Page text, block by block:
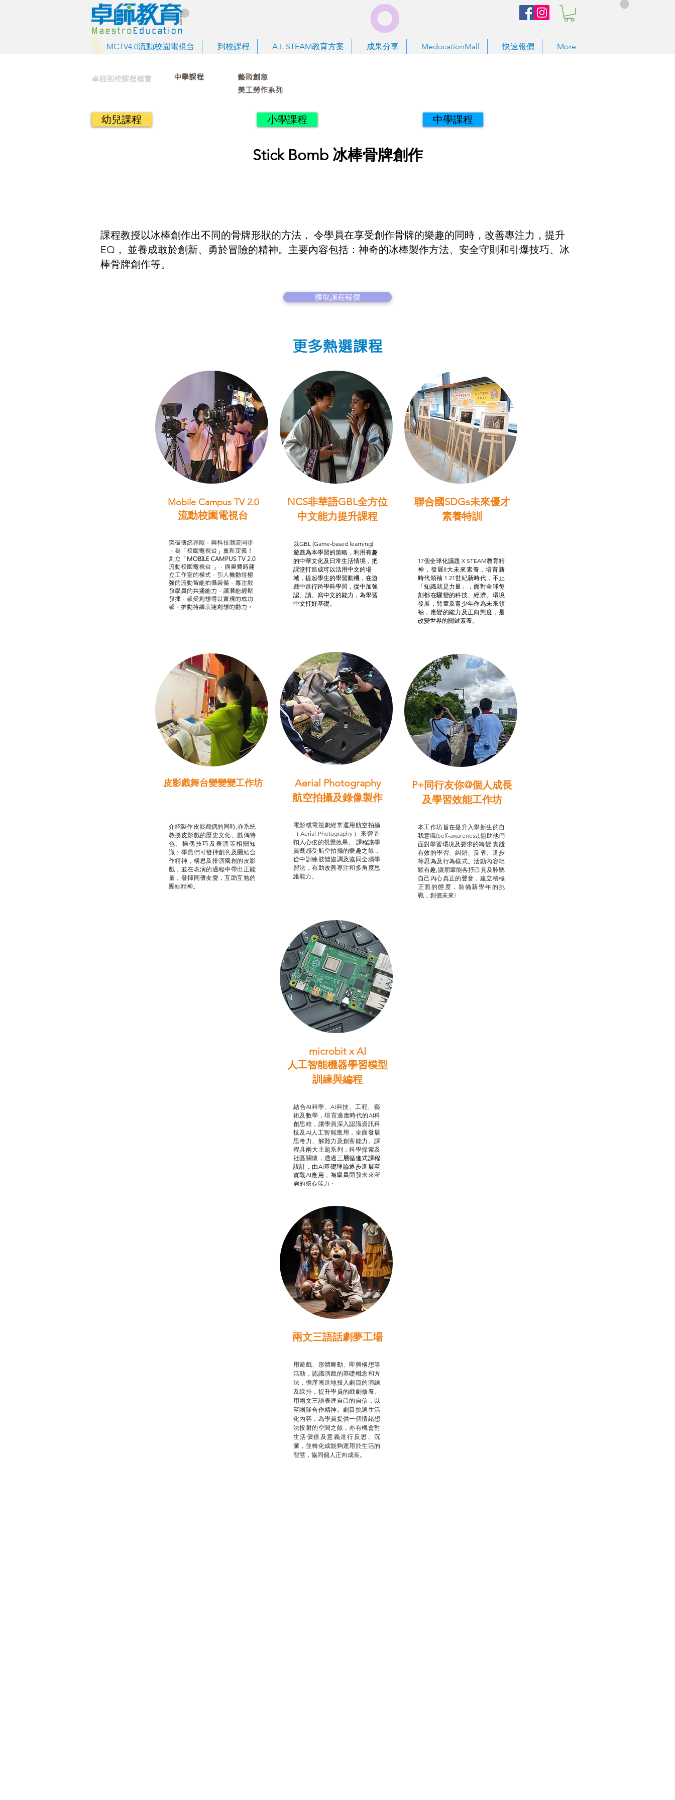
MCTV4.0流動校園電視台 到校課程 A.I. STEAM教育方案 成果分享 MeducationMall 快速報價 More
卓師到校課程概覽
中學課程
美工勞作系列
藝術創意
課程教授以冰棒創作出不同的骨牌形狀的方法， 令學員在享受創作骨牌的樂趣的同時，改善專注力，提升
EQ， 並養成敢於創新、勇於冒險的精神。主要內容包括：神奇的冰棒製作方法、安全守則和引爆技巧、冰
棒骨牌創作等。
獲取課程報價
幼兒課程 小學課程 中學課程
Stick Bomb 冰棒骨牌創作
更多熱選課程
Mobile Campus TV 2.0
流動校園電視台
突破傳統界限，與科技潮流同步
，為「校園電視台」重新定義！
創立「MOBILE CAMPUS TV 2.0
流動校園電視台 」，摒棄費時建
立工作室的模式，引人機動性極
強的流動智能拍攝裝備，專注啟
發學員的共通能力，譔潛能輕鬆
發揮，感受創想得以實現的成功
感，推動持續表達創想的動力。
皮影戲舞台變變變工作坊
介紹製作皮影戲偶的同時,亦系統
教授皮影戲的歷史文化、戲偶特
色、操偶技巧及表演等相關知
識；學員們可發揮創意及團結合
作精神，構思及排演獨創的皮影
戲，並在表演的過程中帶出正能
量，發揮同儕友愛，互助互勉的
團結精神。
NCS非華語GBL全方位
中文能力提升課程
以GBL (Game-based learning)
遊戲為本學習的策略，利用有趣
的中華文化及日常生活情境，把
課堂打造成可以活用中文的場
域，提起學生的學習動機，在遊
戲中進行跨學科學習，從中加強
認、讀、寫中文的能力，為學習
中文打好基礎。
Aerial Photography
航空拍攝及錄像製作
電影或電視劇經常運用航空拍攝
（Aerial Photography）來營造
扣人心弦的視覺效果。 課程讓學
員既感受航空拍攝的樂趣之餘，
從中訓練肢體協調及協同全腦學
習法，有助改善專注和多角度思
維能力。
聯合國SDGs未來優才
素養特訓
17個全球化議題 X STEAM教育精
神，發展8大未來素養，培育新
時代領袖！21世紀新時代，不止
「知識就是力量」，面對全球每
刻都在驟變的科技、經濟、環境
發展，兒童及青少年作為未來領
袖，應變的能力及正向態度，是
改變世界的關鍵素養。
P+同行友你@個人成長
及學習效能工作坊
本工作坊旨在提升入學新生的自
我意識(Self-awareness),協助他們
面對學習環境及要求的轉變,實踐
有效的學習、糾錯、反省、進步
等思為及行為模式。活動內容輕
鬆有趣,讓朋輩能各抒己見及聆聽
自己內心真正的聲音，建立積極
正面的態度，裝備新學年的挑
戰，創價未來!
microbit x AI
人工智能機器學習模型
訓練與編程
結合AI科學、AI科技、工程、藝
術及數學，培育適應時代的AI科
創思維，讓學員深入認識資訊科
技及AI人工智能應用，全面發展
思考力、解難力及創客能力。課
程具兩大主題系列：科學探索及
社區關懷，透過 三層循進式課程
設計， 由AI基礎理論逐步進展至
實戰AI應用， 為學員開發未來所
需的核心能力。
兩文三語話劇夢工場
用遊戲、形體舞動、即興構想等
活動，認識演戲的基礎概念和方
法，循序漸進地投入劇目的演練
及綵排，提升學員的戲劇修養、
用兩文三語表達自己的自信，以
至團隊合作精神。劇目挑選生活
化內容，為學員提供一個情緒想
法投射的空間之餘，亦有機會對
生活價值及意義進行反思、沉
澱，並轉化成能夠運用於生活的
智慧，協同個人正向成長。